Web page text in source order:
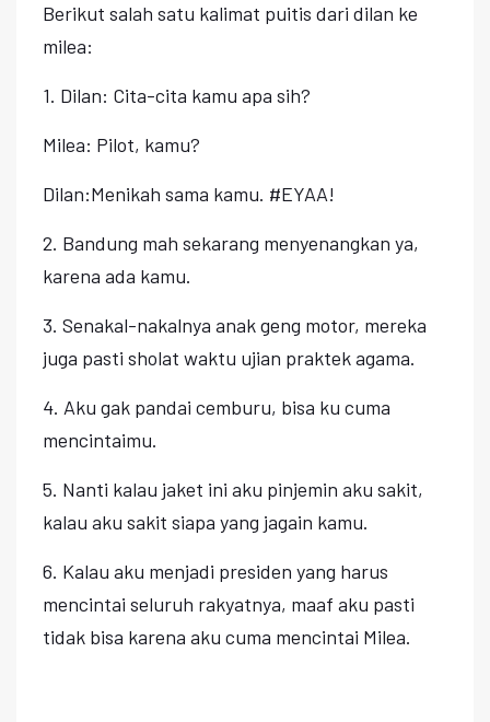
Berikut salah satu kalimat puitis dari dilan ke
milea:
1. Dilan: Cita-cita kamu apa sih?
Milea: Pilot, kamu?
Dilan:Menikah sama kamu. #EYAA!
2. Bandung mah sekarang menyenangkan ya,
karena ada kamu.
3. Senakal-nakalnya anak geng motor, mereka
juga pasti sholat waktu ujian praktek agama.
4. Aku gak pandai cemburu, bisa ku cuma
mencintaimu.
5. Nanti kalau jaket ini aku pinjemin aku sakit,
kalau aku sakit siapa yang jagain kamu.
6. Kalau aku menjadi presiden yang harus
mencintai seluruh rakyatnya, maaf aku pasti
tidak bisa karena aku cuma mencintai Milea.